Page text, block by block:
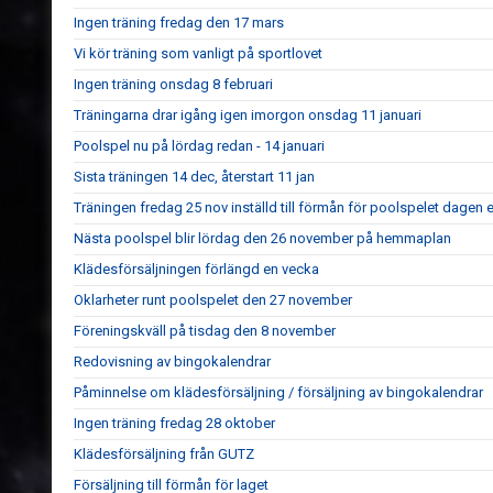
Ingen träning fredag den 17 mars
Vi kör träning som vanligt på sportlovet
Ingen träning onsdag 8 februari
Träningarna drar igång igen imorgon onsdag 11 januari
Poolspel nu på lördag redan - 14 januari
Sista träningen 14 dec, återstart 11 jan
Träningen fredag 25 nov inställd till förmån för poolspelet dagen
Nästa poolspel blir lördag den 26 november på hemmaplan
Klädesförsäljningen förlängd en vecka
Oklarheter runt poolspelet den 27 november
Föreningskväll på tisdag den 8 november
Redovisning av bingokalendrar
Påminnelse om klädesförsäljning / försäljning av bingokalendrar
Ingen träning fredag 28 oktober
Klädesförsäljning från GUTZ
Försäljning till förmån för laget